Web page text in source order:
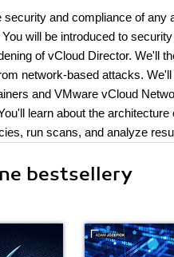
security and compliance of
will be introduced to
of vCloud Director. We'll
network-based attacks.
and VMware vCloud
learn about the
run scans, and analyze
bestsellery